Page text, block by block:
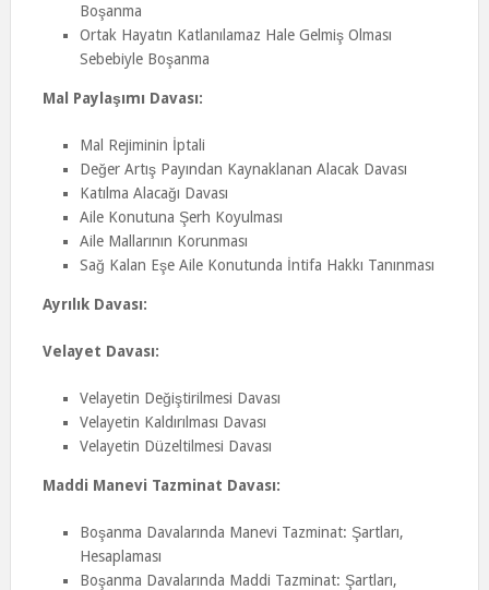
Boşanma
Ortak Hayatın Katlanılamaz Hale Gelmiş Olması
Sebebiyle Boşanma
Mal Paylaşımı Davası:
Mal Rejiminin İptali
Değer Artış Payından Kaynaklanan Alacak Davası
Katılma Alacağı Davası
Aile Konutuna Şerh Koyulması
Aile Mallarının Korunması
Sağ Kalan Eşe Aile Konutunda İntifa Hakkı Tanınması
Ayrılık Davası:
Velayet Davası:
Velayetin Değiştirilmesi Davası
Velayetin Kaldırılması Davası
Velayetin Düzeltilmesi Davası
Maddi Manevi Tazminat Davası:
Boşanma Davalarında Manevi Tazminat: Şartları,
Hesaplaması
Boşanma Davalarında Maddi Tazminat: Şartları,